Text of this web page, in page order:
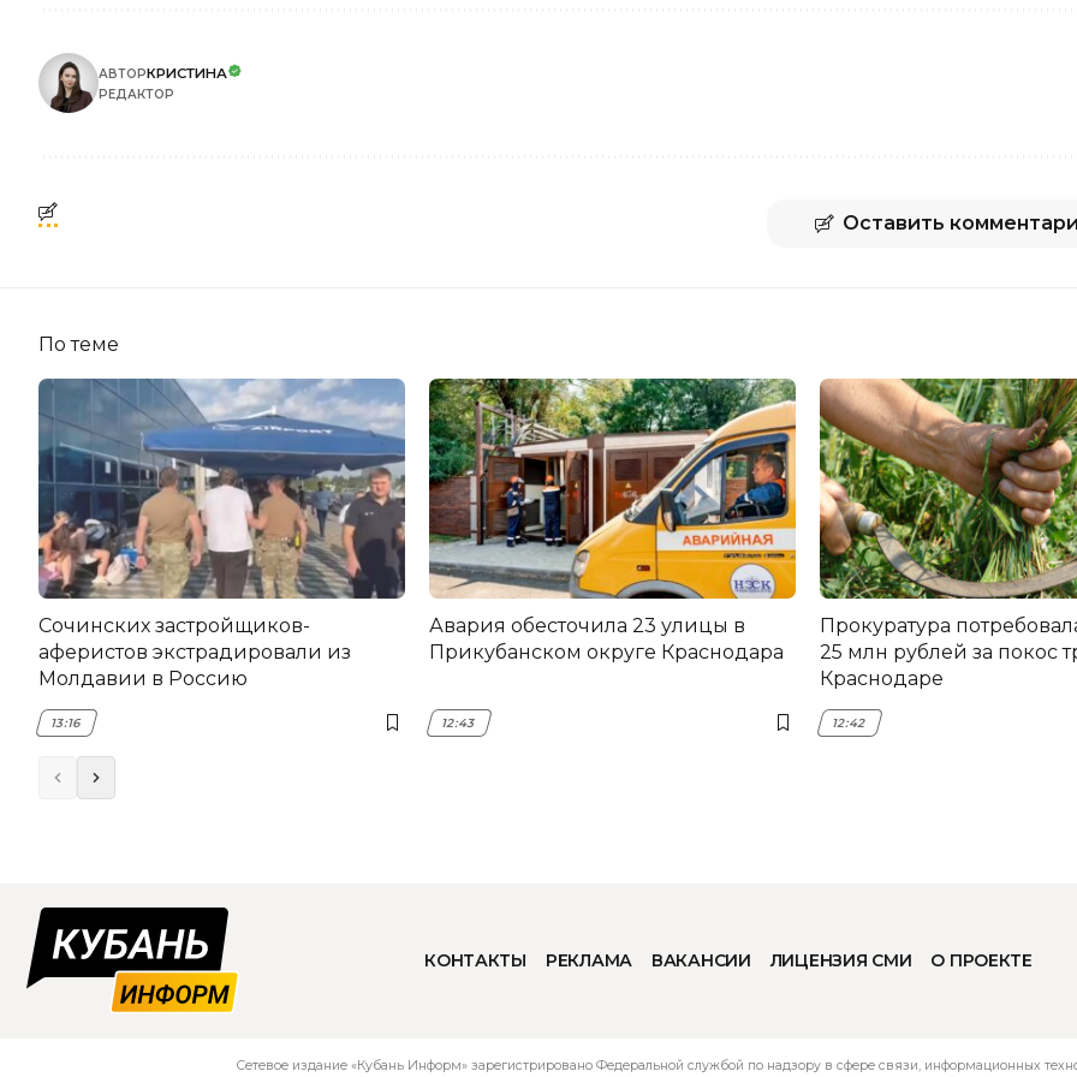
АВТОРКРИСТИНА
РЕДАКТОР
Оставить
По теме
Сочинских застройщиков-
аферистов экстрадировали из
Молдавии в Россию
13:16
Авария обесточила 23 улицы в
Прикубанском округе Краснодара
12:43
Прокуратура
25 млн рублей за покос
Краснодаре
12:42
КОНТАКТЫ РЕКЛАМА ВАКАНСИИ ЛИЦЕНЗИЯ СМИ О ПРОЕКТЕ
Сетевое издание «Кубань Информ» зарегистрировано Федеральной службой по надзору в сфере связи, информационных